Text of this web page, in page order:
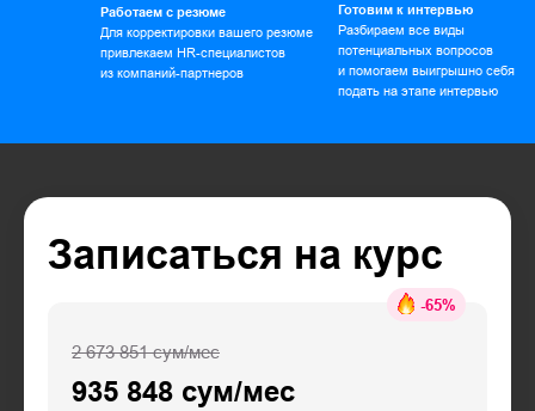
Готовим к интервью
Разбираем все виды
потенциальных вопросов
и помогаем выигрышно себя
подать на этапе интервью
Работаем с резюме
Для корректировки вашего резюме
привлекаем HR-специалистов
из компаний-партнеров
Записаться на курс
-65%
935 848 сум/мес
2 673 851 сум/мес